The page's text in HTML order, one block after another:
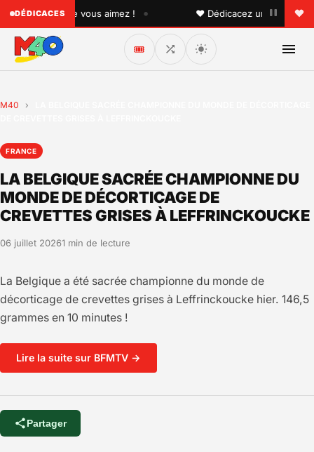
DÉDICACESque vous aimez ! • ♥ Dédicacez un titre à vos
🎟️
M40 ›
FRANCE
LA BELGIQUE SACRÉE CHAMPIONNE DU
MONDE DE DÉCORTICAGE DE
CREVETTES GRISES À LEFFRINCKOUCKE
06 juillet 20261 min de lecture
La Belgique a été sacrée championne du monde de
décorticage de crevettes grises à Leffrinckoucke hier. 146,5
grammes en 10 minutes !
Lire la suite sur BFMTV →
Partager